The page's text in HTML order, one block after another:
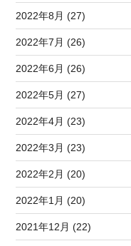
2022年8月 (27)
2022年7月 (26)
2022年6月 (26)
2022年5月 (27)
2022年4月 (23)
2022年3月 (23)
2022年2月 (20)
2022年1月 (20)
2021年12月 (22)